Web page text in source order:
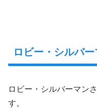
ロビー・シルバ
ロビー・シルバーマン
す。